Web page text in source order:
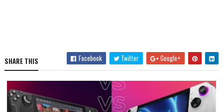
SHARE THIS Facebook Twitter Google+